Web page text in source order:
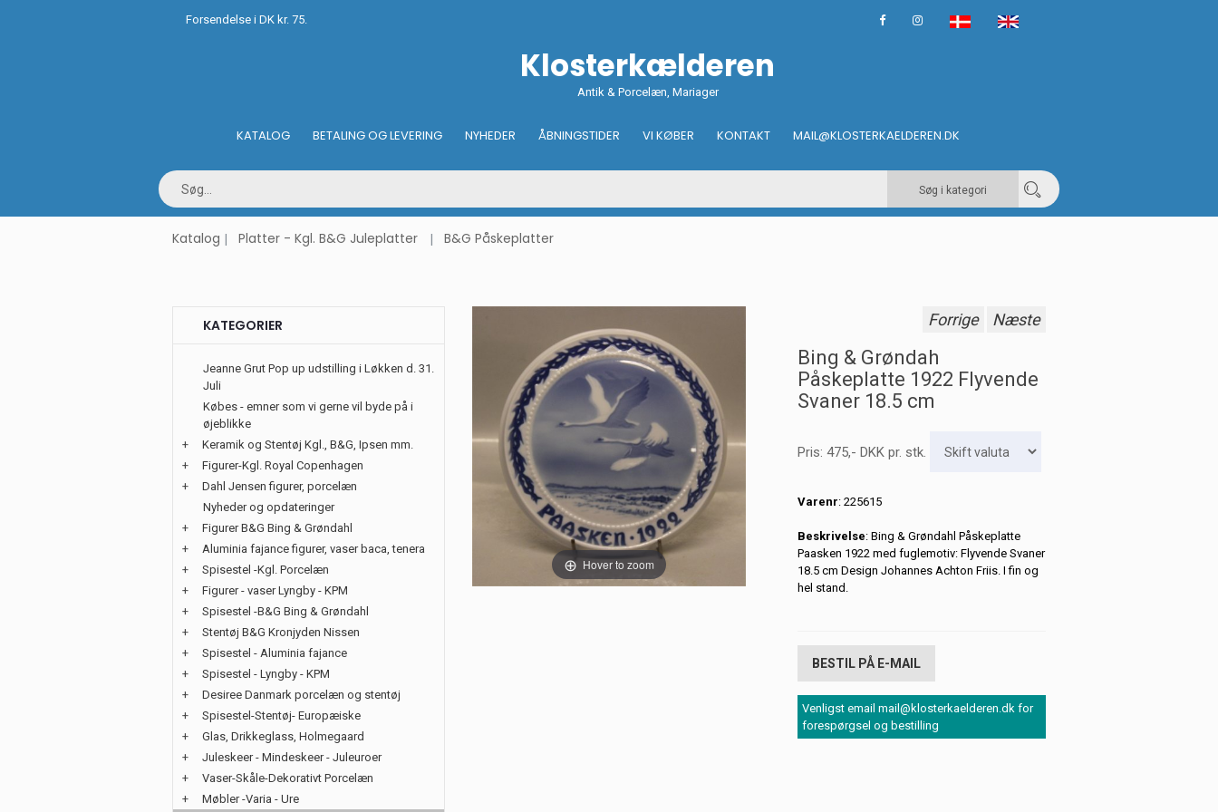
Forsendelse i DK kr. 75.
Klosterkælderen
Antik & Porcelæn, Mariager
KATALOG BETALING OG LEVERING NYHEDER ÅBNINGSTIDER VI KØBER KONTAKT MAIL@KLOSTERKAELDEREN.DK
Søg i kategori
Katalog Platter - Kgl. B&G Juleplatter B&G Påskeplatter
KATEGORIER
Jeanne Grut Pop up udstilling i Løkken d. 31.
Juli
Købes - emner som vi gerne vil byde på i
øjeblikke
+
Keramik og Stentøj Kgl., B&G, Ipsen mm.
+
Figurer-Kgl. Royal Copenhagen
+
Dahl Jensen figurer, porcelæn
Nyheder og opdateringer
+
Figurer B&G Bing & Grøndahl
+
Aluminia fajance figurer, vaser baca, tenera
+
Spisestel -Kgl. Porcelæn
+
Figurer - vaser Lyngby - KPM
+
Spisestel -B&G Bing & Grøndahl
+
Stentøj B&G Kronjyden Nissen
+
Spisestel - Aluminia fajance
+
Spisestel - Lyngby - KPM
+
Desiree Danmark porcelæn og stentøj
+
Spisestel-Stentøj- Europæiske
+
Glas, Drikkeglass, Holmegaard
+
Juleskeer - Mindeskeer - Juleuroer
+
Vaser-Skåle-Dekorativt Porcelæn
+
Møbler -Varia - Ure
Hover to zoom
Forrige Næste
Bing & Grøndah
Påskeplatte 1922 Flyvende
Svaner 18.5 cm
Pris: 475,- DKKpr. stk.
Varenr: 225615
Beskrivelse: Bing & Grøndahl Påskeplatte
Paasken 1922 med fuglemotiv: Flyvende Svaner
18.5 cm Design Johannes Achton Friis. I fin og
hel stand.
BESTIL PÅ E-MAIL
Venligst email mail@klosterkaelderen.dk for
forespørgsel og bestilling